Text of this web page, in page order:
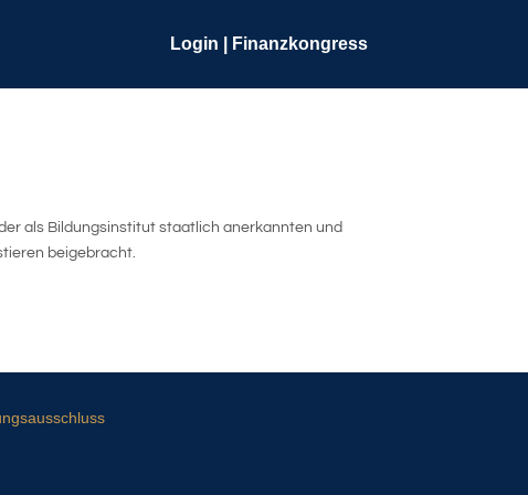
Login | Finanzkongress
als Bildungsinstitut staatlich anerkannten und
beigebracht.